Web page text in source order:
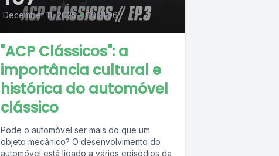
December 11, 2025 • 00:21:06
"ACP Clássicos": a
importância cultural e
histórica do automóvel
clássico
Pode o automóvel ser mais do que um
objeto mecânico? O desenvolvimento do
automóvel está ligado a vários episódios da